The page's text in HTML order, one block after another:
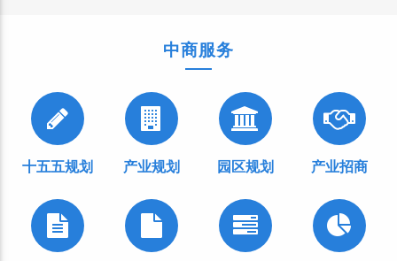
中商服务
十五五规划 产业规划 园区规划 产业招商